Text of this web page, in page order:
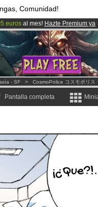
Comunidad!
euros al mes! Hazte Premium ya
lanzado!.
1000 Cómics y Mangas!.
- SF > CosmoPolice コスモポリス
Pantalla completa